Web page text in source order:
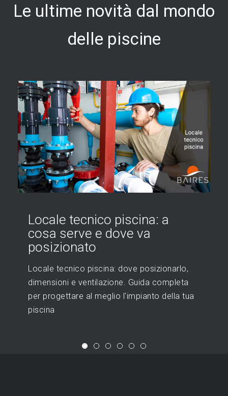
Le ultime novità dal mondo
delle piscine
Bordo piscina: materiali,
tipologie e consigli per fare la
scelta corretta
Scopri come scegliere il bordo piscina:
materiali, tipologie a sfioro e skimmer,
consigli su sicurezza e manutenzione. Guida
completa di Baires Piscine.